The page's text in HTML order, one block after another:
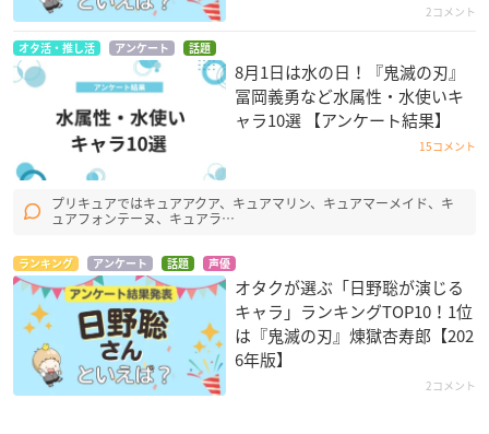
2コメント
オタ活・推し活 アンケート 話題
8月1日は水の日！『鬼滅の刃』
冨岡義勇など水属性・水使いキ
ャラ10選 【アンケート結果】
15コメント
プリキュアではキュアアクア、キュアマリン、キュアマーメイド、キ
ュアフォンテーヌ、キュアラ…
ランキング アンケート 話題 声優
オタクが選ぶ「日野聡が演じる
キャラ」ランキングTOP10！1位
は『鬼滅の刃』煉󠄁獄杏寿郎【202
6年版】
2コメント